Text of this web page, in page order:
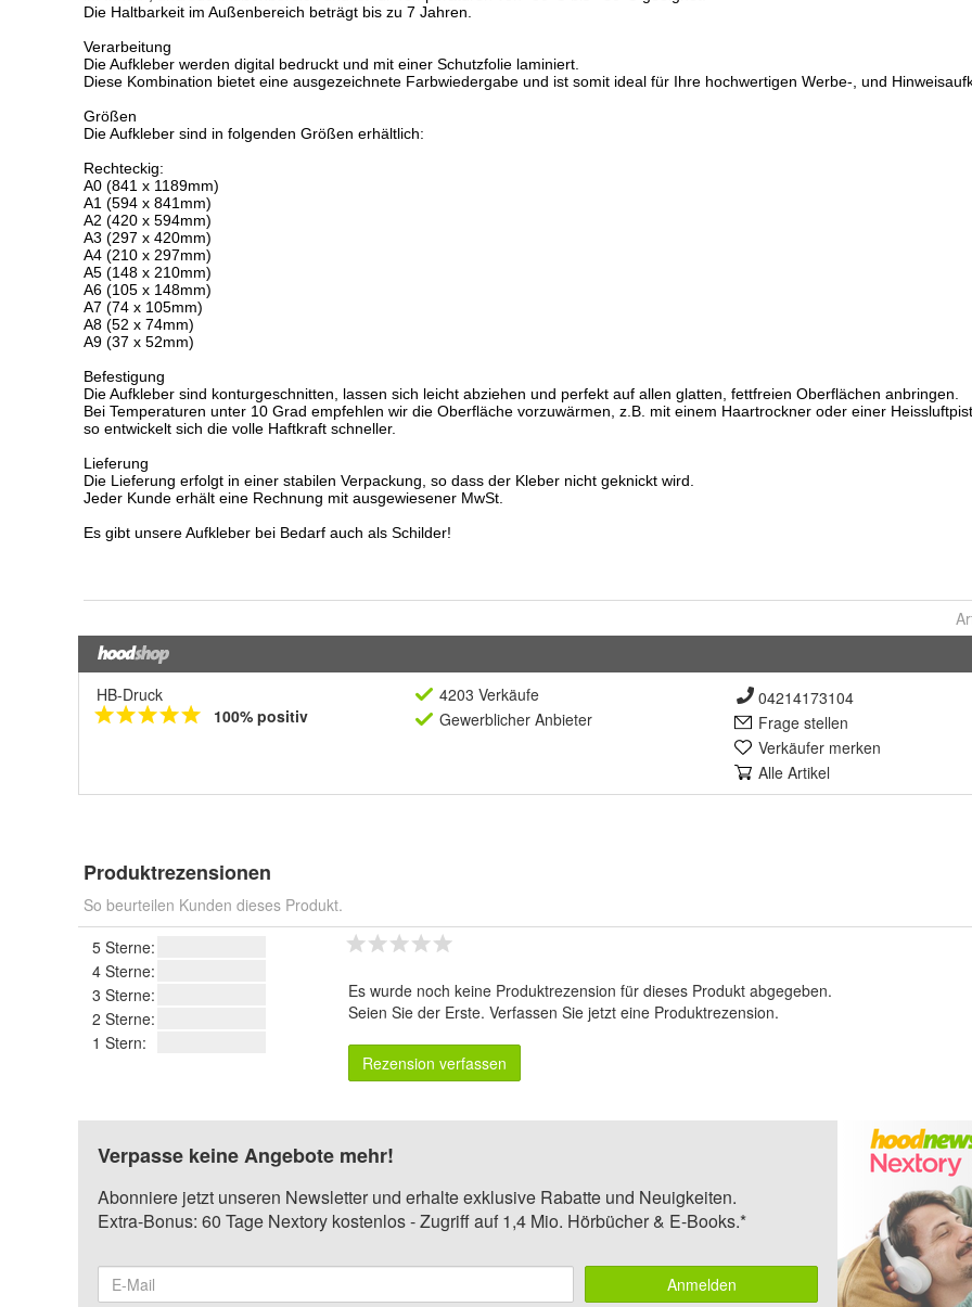
HB-Druck
100% positiv
4203 Verkäufe
Gewerblicher Anbieter
04214173104
Frage stellen
Verkäufer merken
Alle Artikel
Produktrezensionen
So beurteilen Kunden dieses Produkt.
5 Sterne:
4 Sterne:
3 Sterne:
2 Sterne:
1 Stern:
Es wurde noch keine Produktrezension für dieses Produkt abgegeben.
Seien Sie der Erste. Verfassen Sie jetzt eine Produktrezension.
Rezension verfassen
Verpasse keine Angebote mehr!
Abonniere jetzt unseren Newsletter und erhalte exklusive Rabatte und Neuigkeiten.
Extra-Bonus: 60 Tage Nextory kostenlos - Zugriff auf 1,4 Mio. Hörbücher & E-Books.*
Anmelden